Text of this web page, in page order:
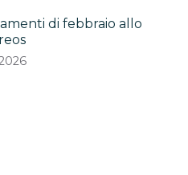
di febbraio allo